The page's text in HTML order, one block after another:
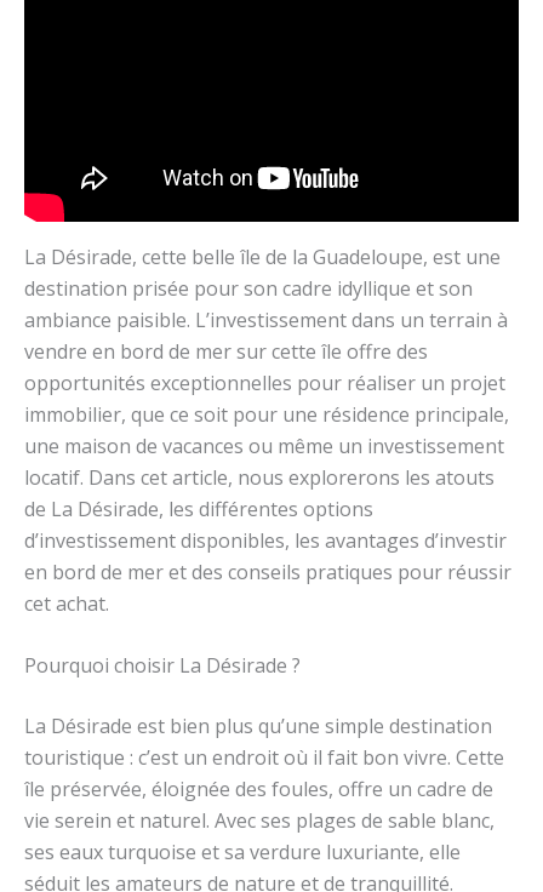
La Désirade, cette belle île de la Guadeloupe, est une
destination prisée pour son cadre idyllique et son
ambiance paisible. L’investissement dans un terrain à
vendre en bord de mer sur cette île offre des
opportunités exceptionnelles pour réaliser un projet
immobilier, que ce soit pour une résidence principale,
une maison de vacances ou même un investissement
locatif. Dans cet article, nous explorerons les atouts
de La Désirade, les différentes options
d’investissement disponibles, les avantages d’investir
en bord de mer et des conseils pratiques pour réussir
cet achat.
Pourquoi choisir La Désirade ?
La Désirade est bien plus qu’une simple destination
touristique : c’est un endroit où il fait bon vivre. Cette
île préservée, éloignée des foules, offre un cadre de
vie serein et naturel. Avec ses plages de sable blanc,
ses eaux turquoise et sa verdure luxuriante, elle
séduit les amateurs de nature et de tranquillité.